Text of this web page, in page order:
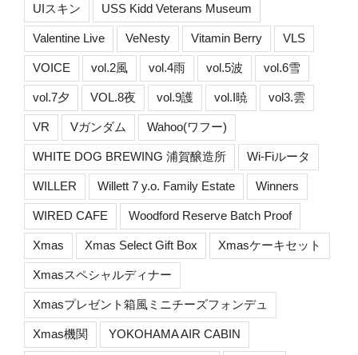
UIスキン USS Kidd Veterans Museum
Valentine Live VeNesty Vitamin Berry VLS
VOICE vol.2風 vol.4雨 vol.5波 vol.6雪
vol.7夕 VOL.8夜 vol.9護 vol.I暁 vol3.雲
VR Vガンダム Wahoo(ワフー)
WHITE DOG BREWING 浦賀醸造所 Wi-Fiルータ
WILLER Willett 7 y.o. Family Estate Winners
WIRED CAFE Woodford Reserve Batch Proof
Xmas Xmas Select Gift Box Xmasケーキセット
Xmasスペシャルディナー
Xmasプレゼント箱風ミニチーズフォンデュ
Xmas機関 YOKOHAMA AIR CABIN